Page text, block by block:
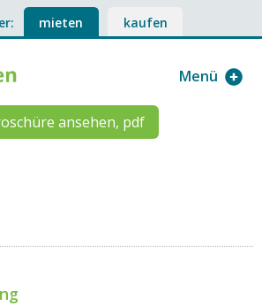
mieten kaufen
Menü
ansehen, pdf